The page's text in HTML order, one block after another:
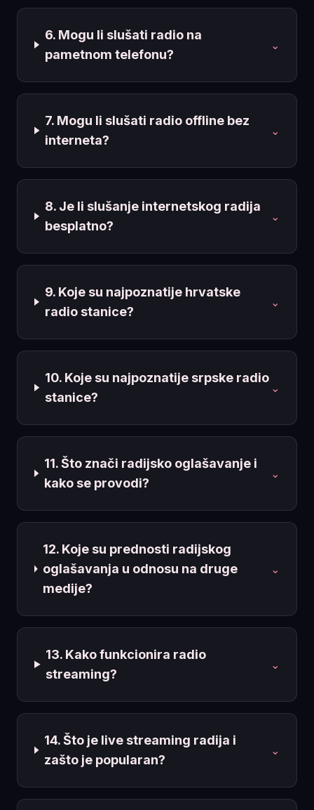
6. Mogu li slušati radio na
pametnom telefonu?
⌄
7. Mogu li slušati radio offline bez
interneta?
⌄
8. Je li slušanje internetskog radija
besplatno?
⌄
9. Koje su najpoznatije hrvatske
radio stanice?
⌄
10. Koje su najpoznatije srpske radio
stanice?
⌄
11. Što znači radijsko oglašavanje i
kako se provodi?
⌄
12. Koje su prednosti radijskog
oglašavanja u odnosu na druge
medije?
⌄
13. Kako funkcionira radio
streaming?
⌄
14. Što je live streaming radija i
zašto je popularan?
⌄